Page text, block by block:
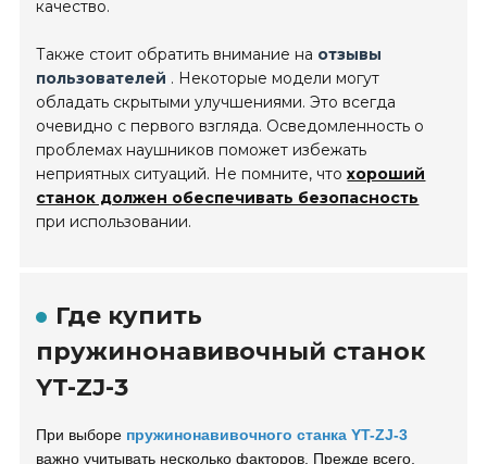
качество.
Также стоит обратить внимание на отзывы
пользователей . Некоторые модели могут
обладать скрытыми улучшениями. Это всегда
очевидно с первого взгляда. Осведомленность о
проблемах наушников поможет избежать
неприятных ситуаций. Не помните, чтохороший
станок должен обеспечивать безопасность
при использовании.
Где купить
пружинонавивочный станок
YT-ZJ-3
При выборе пружинонавивочного станка YT-ZJ-3
важно учитывать несколько факторов. Прежде всего,